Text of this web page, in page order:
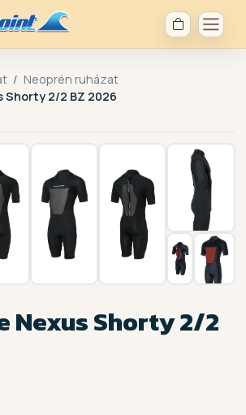
Neoprén ruházat
Shorty 2/2 BZ 2026
Nexus Shorty 2/2